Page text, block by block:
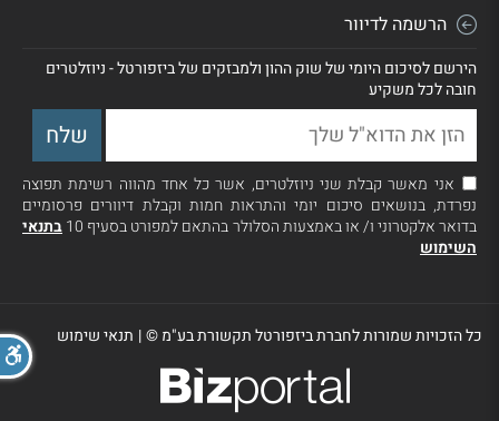
הרשמה לדיוור
הירשם לסיכום היומי של שוק ההון ולמבזקים של ביזפורטל - ניוזלטרים
חובה לכל משקיע
אני מאשר קבלת שני ניוזלטרים, אשר כל אחד מהווה רשימת תפוצה
נפרדת, בנושאים סיכום יומי והתראות חמות וקבלת דיוורים פרסומיים
בדואר אלקטרוני ו/ או באמצעות הסלולר בהתאם למפורט בסעיף 10
בתנאי
השימוש
כל הזכויות שמורות לחברת ביזפורטל תקשורת בע"מ ©| תנאי שימוש